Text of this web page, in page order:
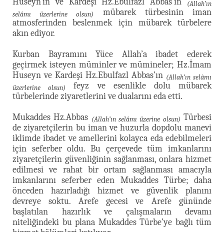
(Allah’ın
selâmı üzerlerine olsun)
mübarek türbesinin iman
atmosferinden beslenmek için mübarek türbelere
akın ediyor.
Kurban Bayramını Yüce Allah’a ibadet ederek
geçirmek isteyen müminler ve mümineler; Hz.İmam
Huseyn ve Kardeşi Hz.Ebulfazl Abbas’ın (Allah’ın selâmı
üzerlerine olsun)
feyz ve esenlikle dolu mübarek
türbelerinde ziyaretlerini ve dualarını eda etti.
Mukaddes Hz.Abbas (Allah’ın selâmı üzerine olsun) Türbesi
de ziyaretçilerin bu iman ve huzurla dopdolu manevi
iklimde ibadet ve amellerini kolayca eda edebilmeleri
için seferber oldu. Bu çerçevede tüm imkanlarını
ziyaretçilerin güvenliğinin sağlanması, onlara hizmet
edilmesi ve rahat bir ortam sağlanması amacıyla
imkanlarını seferber eden Mukaddes Türbe; daha
önceden hazırladığı hizmet ve güvenlik planını
devreye soktu. Arefe gecesi ve Arefe gününde
başlatılan hazırlık ve çalışmaların devamı
niteliğindeki bu plana Mukaddes Türbe’ye bağlı tüm